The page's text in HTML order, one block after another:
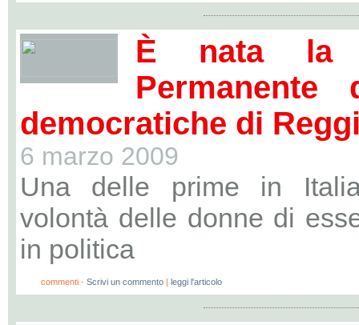
È nata la
Permanente
democratiche di
6 marzo 2009
Una delle prime in
volontà delle donne di
in politica
commenti - Scrivi un commento | leggi l'articolo